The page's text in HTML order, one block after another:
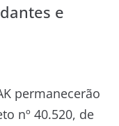
e
permanecerão
nº 40.520, de